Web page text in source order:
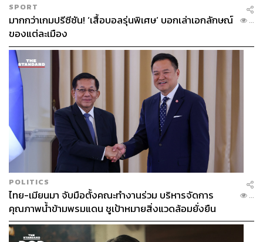
SPORT
มากกว่าเกมปรีซีซัน! ‘เสื้อบอลรุ่นพิเศษ’ บอกเล่าเอกลักษณ์
ของแต่ละเมือง
...
POLITICS
ไทย-เมียนมา จับมือตั้งคณะทำงานร่วม บริหารจัดการ
คุณภาพน้ำข้ามพรมแดน ชูเป้าหมายสิ่งแวดล้อมยั่งยืน
...